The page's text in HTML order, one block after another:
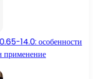
14.0: особенности
применение